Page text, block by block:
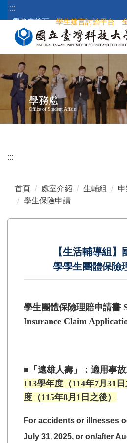
跳
到
內
區
塊
:::
學務處首頁
學生建言討論平台
學務處
Office of Student Affairs
:::
首頁 處室介紹 生輔組
學生保險申請
【生活輔導組
學學生團體保險
學生團體保險理賠申請書
Insurance Claim
■「遠雄人壽」： 適用事
113學年度 （114年7月31日
度 （115年8月1日之後）
For accidents or illnesses
July 31, 2025, or on/after